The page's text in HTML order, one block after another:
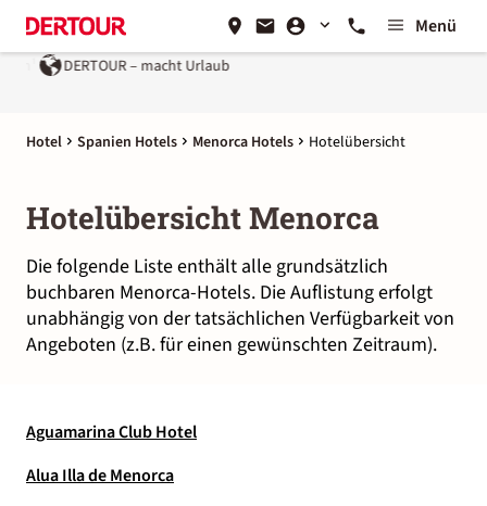
Menü
DERTOUR – macht Urlaub
Hotel Spanien Hotels Menorca Hotels Hotelübersicht
Hotelübersicht Menorca
Die folgende Liste enthält alle grundsätzlich
buchbaren Menorca-Hotels. Die Auflistung erfolgt
unabhängig von der tatsächlichen Verfügbarkeit von
Angeboten (z.B. für einen gewünschten Zeitraum).
Aguamarina Club Hotel
Alua Illa de Menorca